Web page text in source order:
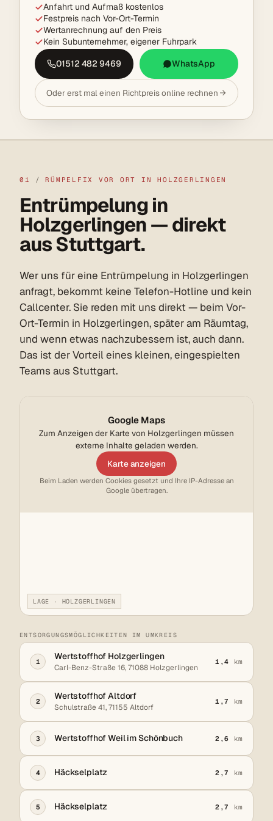
Anfahrt und Aufmaß kostenlos
Festpreis nach Vor-Ort-Termin
Wertanrechnung auf den Preis
Kein Subunternehmer, eigener Fuhrpark
01512 482 9469
WhatsApp
Oder erst mal einen Richtpreis online rechnen
01 / RÜMPELFIX VOR ORT IN HOLZGERLINGEN
Entrümpelung in
Holzgerlingen — direkt
aus Stuttgart.
Wer uns für eine Entrümpelung in Holzgerlingen
anfragt, bekommt keine Telefon-Hotline und kein
Callcenter. Sie reden mit uns direkt — beim Vor-
Ort-Termin in Holzgerlingen, später am Räumtag,
und wenn etwas nachzubessern ist, auch dann.
Das ist der Vorteil eines kleinen, eingespielten
Teams aus Stuttgart.
Google Maps
Zum Anzeigen der Karte von Holzgerlingen müssen
externe Inhalte geladen werden.
Karte anzeigen
Beim Laden werden Cookies gesetzt und Ihre IP-Adresse an
Google übertragen.
LAGE · HOLZGERLINGEN
ENTSORGUNGSMÖGLICHKEITEN IM UMKREIS
1
Wertstoffhof Holzgerlingen
Carl-Benz-Straße 16, 71088 Holzgerlingen
1,4 km
2
Wertstoffhof Altdorf
Schulstraße 41, 71155 Altdorf
1,7 km
3 Wertstoffhof Weil im Schönbuch 2,6 km
4 Häckselplatz 2,7 km
5 Häckselplatz 2,7 km